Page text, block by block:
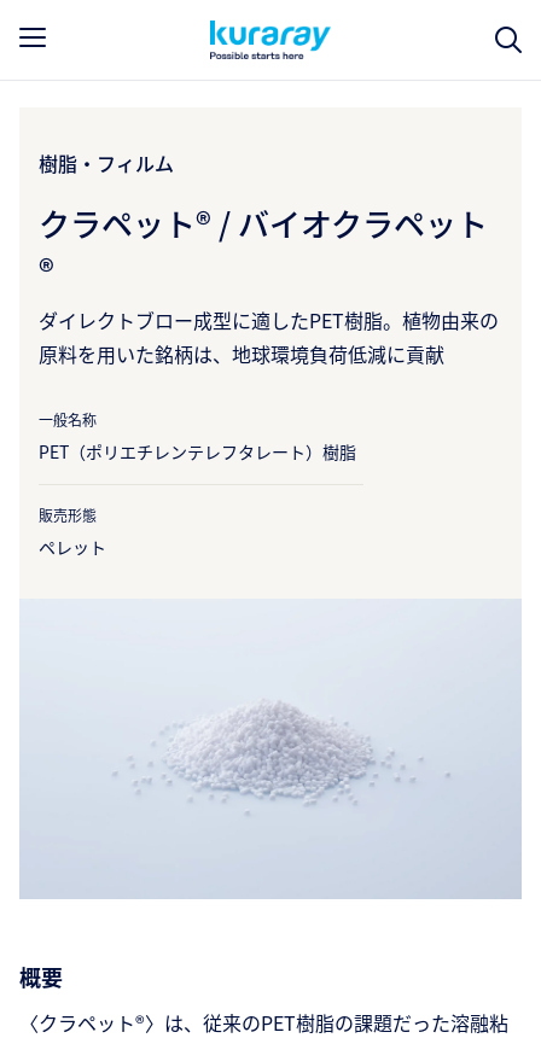
樹脂・フィルム
クラペット® / バイオクラペット
®
ダイレクトブロー成型に適したPET樹脂。植物由来の
原料を用いた銘柄は、地球環境負荷低減に貢献
一般名称
PET（ポリエチレンテレフタレート）樹脂
販売形態
ペレット
概要
〈クラペット®〉は、従来のPET樹脂の課題だった溶融粘